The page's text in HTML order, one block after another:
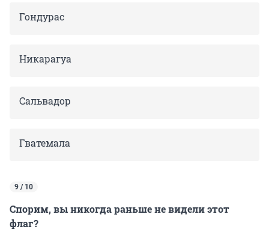
Гондурас
Никарагуа
Сальвадор
Гватемала
9 / 10
Спорим, вы никогда раньше не видели этот
флаг?